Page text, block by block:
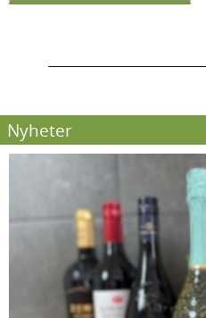
Nyheter